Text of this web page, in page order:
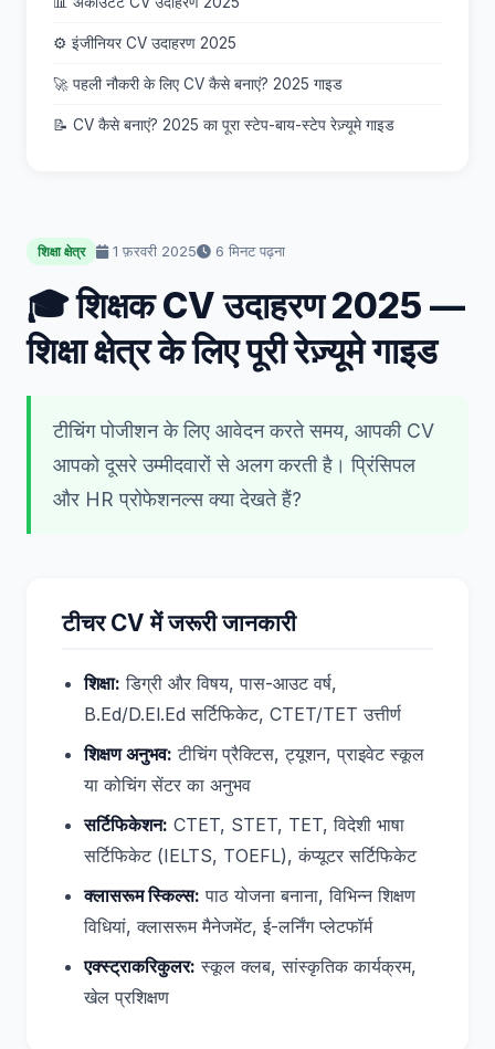
शिक्षा क्षेत्र 1 फ़रवरी 2025 6 मिनट पढ़ना
🎓 शिक्षक CV उदाहरण 2025 —
शिक्षा क्षेत्र के लिए पूरी रेज़्यूमे गाइड
टीचिंग पोजीशन के लिए आवेदन करते समय, आपकी CV
आपको दूसरे उम्मीदवारों से अलग करती है। प्रिंसिपल
और HR प्रोफेशनल्स क्या देखते हैं?
टीचर CV में जरूरी जानकारी
शिक्षा: डिग्री और विषय, पास-आउट वर्ष,
B.Ed/D.El.Ed सर्टिफिकेट, CTET/TET उत्तीर्ण
शिक्षण अनुभव: टीचिंग प्रैक्टिस, ट्यूशन, प्राइवेट स्कूल
या कोचिंग सेंटर का अनुभव
सर्टिफिकेशन: CTET, STET, TET, विदेशी भाषा
सर्टिफिकेट (IELTS, TOEFL), कंप्यूटर सर्टिफिकेट
क्लासरूम स्किल्स: पाठ योजना बनाना, विभिन्न शिक्षण
विधियां, क्लासरूम मैनेजमेंट, ई-लर्निंग प्लेटफॉर्म
एक्स्ट्राकरिकुलर: स्कूल क्लब, सांस्कृतिक कार्यक्रम,
खेल प्रशिक्षण
⚙️ इंजीनियर CV उदाहरण 2025
🚀 पहली नौकरी के लिए CV कैसे बनाएं? 2025 गाइड
📝 CV कैसे बनाएं? 2025 का पूरा स्टेप-बाय-स्टेप रेज़्यूमे गाइड